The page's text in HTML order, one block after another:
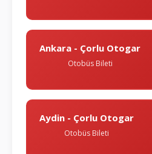
Ankara - Çorlu Otogar
Otobüs Bileti
Aydin - Çorlu Otogar
Otobüs Bileti